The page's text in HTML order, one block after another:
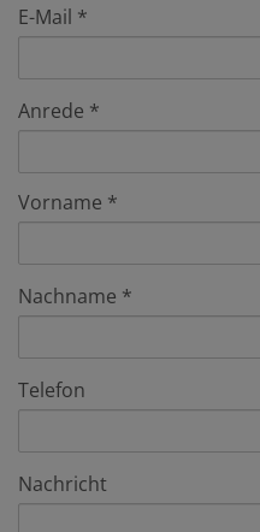
E-Mail
Anrede
Vorname
Nachname
Telefon
Nachricht